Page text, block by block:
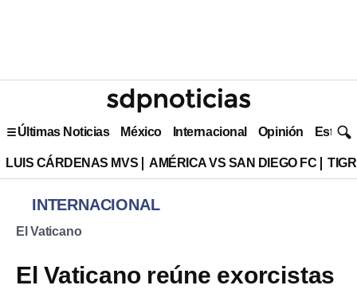
Últimas Noticias México Internacional Opinión Estilo
LUIS CÁRDENAS MVS AMÉRICA VS SAN DIEGO FC
INTERNACIONAL
El Vaticano
El Vaticano reúne exorcistas